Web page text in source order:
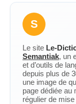
S
Le site Le-
Semantiak, un
et d’outils de
depuis plus de
une image de
page dédiée au
régulier de